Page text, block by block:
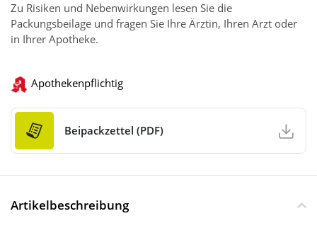
Zu Risiken und Nebenwirkungen lesen Sie die
Packungsbeilage und fragen Sie Ihre Ärztin, Ihren Arzt oder
in Ihrer Apotheke.
Apothekenpflichtig
Beipackzettel (PDF)
Artikelbeschreibung